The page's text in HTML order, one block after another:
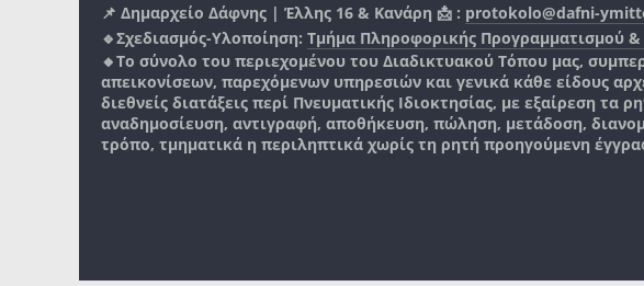
📌 Δημαρχείο Δάφνης | Έλλης 16 & Κανάρη 📩 : protokolo@dafni-
🔹Σχεδιασμός-Υλοποίηση: Τμήμα Πληροφορικής Προγραμματισμού
🔸Το σύνολο του περιεχομένου του Διαδικτυακού Τόπου μας,
απεικονίσεων, παρεχόμενων υπηρεσιών και γενικά κάθε είδους
διεθνείς διατάξεις περί Πνευματικής Ιδιοκτησίας, με εξαίρεση
αναδημοσίευση, αντιγραφή, αποθήκευση, πώληση, μετάδοση,
τρόπο, τμηματικά η περιληπτικά χωρίς τη ρητή προηγούμενη